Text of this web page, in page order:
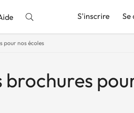
S'inscrire Se
pour nos écoles